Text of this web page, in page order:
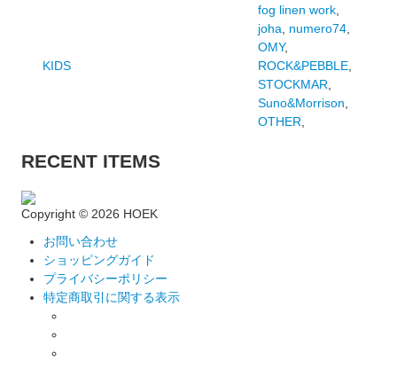
KIDS
fog linen work,
joha
numero74,
OMY,
ROCK&PEBBLE,
STOCKMAR
Suno&Morrison
OTHER
RECENT ITEMS
Copyright © 2026 HOEK
お問い合わせ
ショッピングガイド
プライバシーポリシー
特定商取引に関する表示